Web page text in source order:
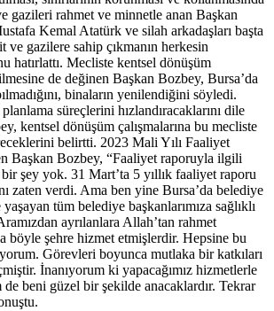
gazileri rahmet ve minnetle anan Başkan
Kemal Atatürk ve silah arkadaşları başta
ve gazilere sahip çıkmanın herkesin
hatırlattı. Mecliste kentsel dönüşüm
de değinen Başkan Bozbey, Bursa’da
binaların yenilendiğini söyledi.
süreçlerini hızlandıracaklarını dile
kentsel dönüşüm çalışmalarına bu mecliste
belirtti. 2023 Mali Yılı Faaliyet
Başkan Bozbey, “Faaliyet raporuyla ilgili
şey yok. 31 Mart’ta 5 yıllık faaliyet raporu
zaten verdi. Ama ben yine Bursa’da belediye
yaşayan tüm belediye başkanlarımıza sağlıklı
ayrılanlara Allah’tan rahmet
böyle şehre hizmet etmişlerdir. Hepsine bu
Görevleri boyunca mutlaka bir katkıları
İnanıyorum ki yapacağımız hizmetlerle
beni güzel bir şekilde anacaklardır. Tekrar